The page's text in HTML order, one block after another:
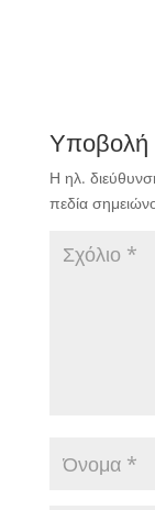
Υποβολή
Η ηλ.
πεδία